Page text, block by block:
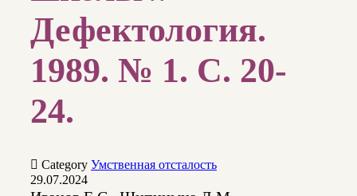
Дефектология.
1989. № 1. С. 20-
24.
 Category Умственная отсталость
29.07.2024